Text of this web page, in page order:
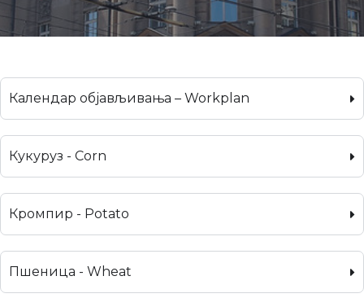
Календар објављивања – Workplan
Кукуруз - Corn
Кромпир - Potato
Пшеница - Wheat